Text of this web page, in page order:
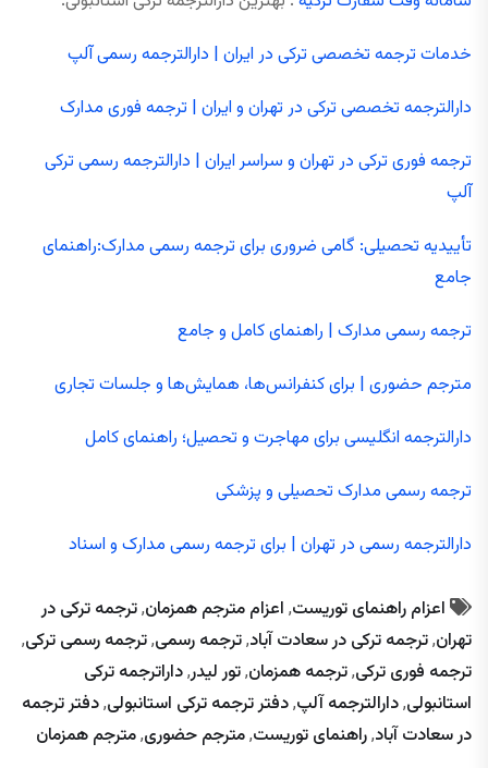
خدمات ترجمه تخصصی ترکی در ایران | دارالترجمه رسمی آلپ
دارالترجمه تخصصی ترکی در تهران و ایران | ترجمه فوری مدارک
ترجمه فوری ترکی در تهران و سراسر ایران | دارالترجمه رسمی ترکی
آلپ
تأییدیه تحصیلی: گامی ضروری برای ترجمه رسمی مدارک:راهنمای
جامع
ترجمه رسمی مدارک | راهنمای کامل و جامع
مترجم حضوری | برای کنفرانس‌ها، همایش‌ها و جلسات تجاری
دارالترجمه انگلیسی برای مهاجرت و تحصیل؛ راهنمای کامل
ترجمه رسمی مدارک تحصیلی و پزشکی
دارالترجمه رسمی در تهران | برای ترجمه رسمی مدارک و اسناد
اعزام راهنمای توریست, اعزام مترجم همزمان,ترجمه ترکی در
تهران,ترجمه ترکی در سعادت آباد,ترجمه رسمی,ترجمه رسمی ترکی,
ترجمه فوری ترکی,ترجمه همزمان,تور لیدر,داراترجمه ترکی
استانبولی,دارالترجمه آلپ,دفتر ترجمه ترکی استانبولی,دفتر ترجمه
در سعادت آباد,راهنمای توریست,مترجم حضوری,مترجم همزمان